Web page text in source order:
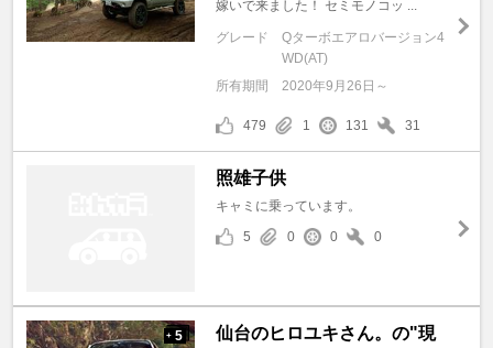
嫁いで来ました！ セミモノコッ ...
グレード
Qターボエアロバージョン4
WD(AT)
所有期間
2020年9月26日～
479 1 131 31
照雄子供
キャミに乗っています。
5
0 0 0
+ 5
仙台のヒロユキさん。の"現